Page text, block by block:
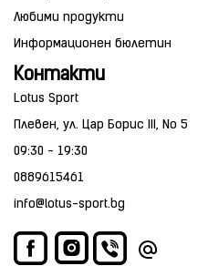
Любими продукти
Информационен бюлетин
Контакти
Lotus Sport
Плевен, ул. Цар Борис III, No 5
09:30 - 19:30
0889615461
info@lotus-sport.bg